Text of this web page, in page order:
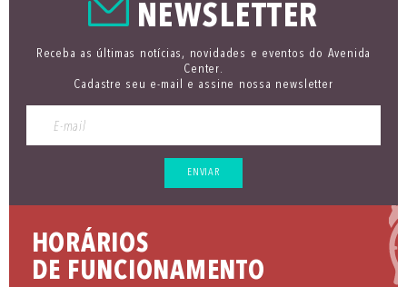
NEWSLETTER
Receba as últimas notícias, novidades e eventos do Avenida
Center.
Cadastre seu e-mail e assine nossa newsletter
ENVIAR
HORÁRIOS
DE FUNCIONAMENTO